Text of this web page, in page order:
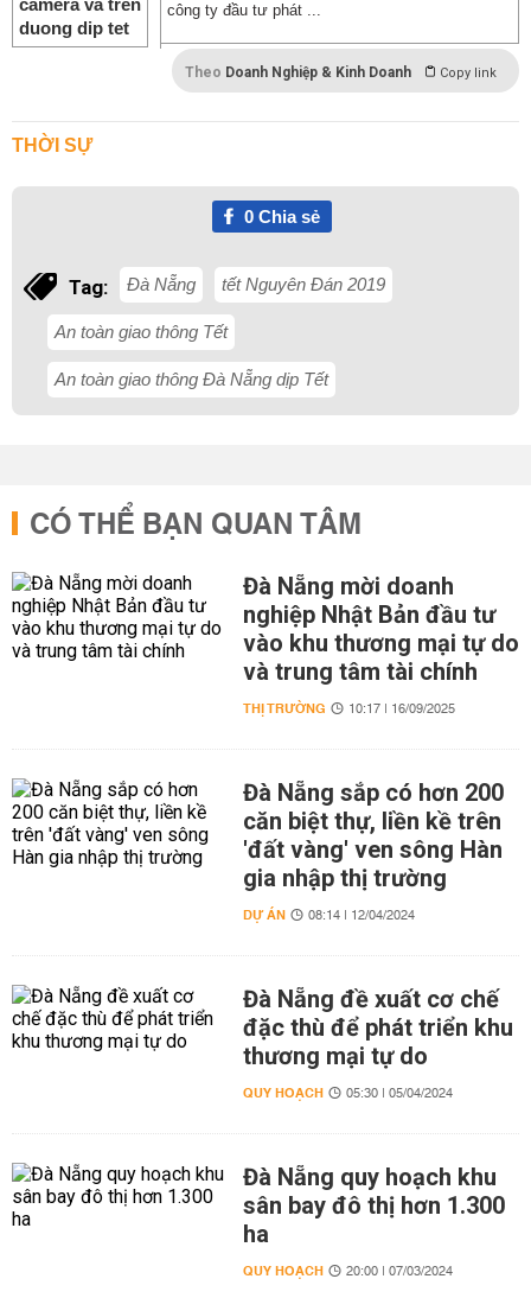
công ty đầu tư phát ...
Theo Doanh Nghiệp & Kinh Doanh Copy link
THỜI SỰ
0Chia sẻ
Tag: Đà Nẵng tết Nguyên Đán 2019
An toàn giao thông Tết
An toàn giao thông Đà Nẵng dịp Tết
CÓ THỂ BẠN QUAN TÂM
Đà Nẵng mời doanh
nghiệp Nhật Bản đầu tư
vào khu thương mại tự do
và trung tâm tài chính
THỊ TRƯỜNG 10:17 | 16/09/2025
Đà Nẵng sắp có hơn 200
căn biệt thự, liền kề trên
'đất vàng' ven sông Hàn
gia nhập thị trường
DỰ ÁN 08:14 | 12/04/2024
Đà Nẵng đề xuất cơ chế
đặc thù để phát triển khu
thương mại tự do
QUY HOẠCH 05:30 | 05/04/2024
Đà Nẵng quy hoạch khu
sân bay đô thị hơn 1.300
ha
QUY HOẠCH 20:00 | 07/03/2024